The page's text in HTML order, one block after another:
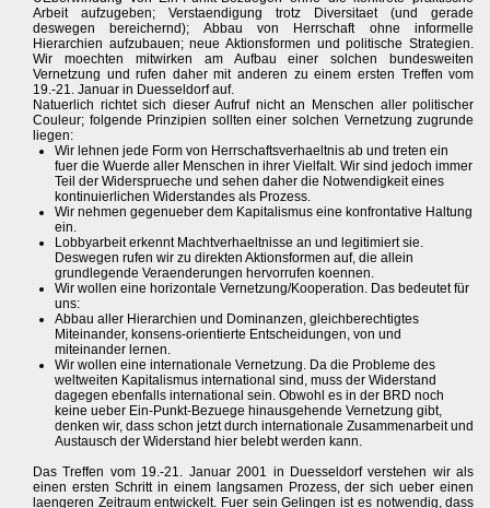
Arbeit aufzugeben; Verstaendigung trotz Diversitaet (und gerade
deswegen bereichernd); Abbau von Herrschaft ohne informelle
Hierarchien aufzubauen; neue Aktionsformen und politische Strategien.
Wir moechten mitwirken am Aufbau einer solchen bundesweiten
Vernetzung und rufen daher mit anderen zu einem ersten Treffen vom
19.-21. Januar in Duesseldorf auf.
Natuerlich richtet sich dieser Aufruf nicht an Menschen aller politischer
Couleur; folgende Prinzipien sollten einer solchen Vernetzung zugrunde
liegen:
Wir lehnen jede Form von Herrschaftsverhaeltnis ab und treten ein
fuer die Wuerde aller Menschen in ihrer Vielfalt. Wir sind jedoch immer
Teil der Widersprueche und sehen daher die Notwendigkeit eines
kontinuierlichen Widerstandes als Prozess.
Wir nehmen gegenueber dem Kapitalismus eine konfrontative Haltung
ein.
Lobbyarbeit erkennt Machtverhaeltnisse an und legitimiert sie.
Deswegen rufen wir zu direkten Aktionsformen auf, die allein
grundlegende Veraenderungen hervorrufen koennen.
Wir wollen eine horizontale Vernetzung/Kooperation. Das bedeutet für
uns:
Abbau aller Hierarchien und Dominanzen, gleichberechtigtes
Miteinander, konsens-orientierte Entscheidungen, von und
miteinander lernen.
Wir wollen eine internationale Vernetzung. Da die Probleme des
weltweiten Kapitalismus international sind, muss der Widerstand
dagegen ebenfalls international sein. Obwohl es in der BRD noch
keine ueber Ein-Punkt-Bezuege hinausgehende Vernetzung gibt,
denken wir, dass schon jetzt durch internationale Zusammenarbeit und
Austausch der Widerstand hier belebt werden kann.
Das Treffen vom 19.-21. Januar 2001 in Duesseldorf verstehen wir als
einen ersten Schritt in einem langsamen Prozess, der sich ueber einen
laengeren Zeitraum entwickelt. Fuer sein Gelingen ist es notwendig, dass